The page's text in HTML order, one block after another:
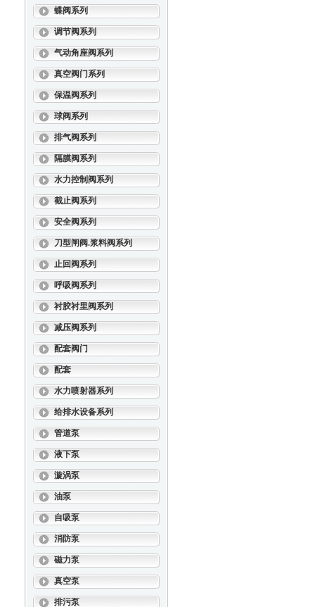
蝶阀系列
调节阀系列
气动角座阀系列
真空阀门系列
保温阀系列
球阀系列
排气阀系列
隔膜阀系列
水力控制阀系列
截止阀系列
安全阀系列
刀型闸阀.浆料阀系列
止回阀系列
呼吸阀系列
衬胶衬里阀系列
减压阀系列
配套阀门
配套
水力喷射器系列
给排水设备系列
管道泵
液下泵
漩涡泵
油泵
自吸泵
消防泵
磁力泵
真空泵
排污泵